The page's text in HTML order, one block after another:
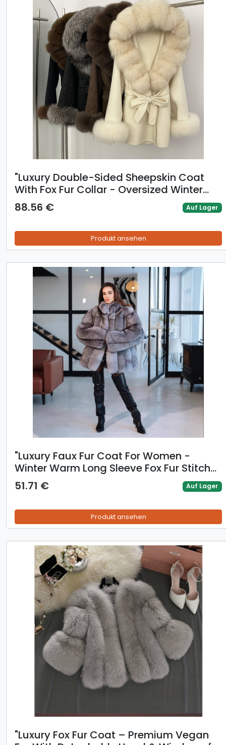
​​"Luxury Double-Sided Sheepskin Coat
With Fox Fur Collar - Oversized Winter
Wool Coat For Women, Warm & Stylish"​​
88.56 € Auf Lager
Produkt ansehen
​​"Luxury Faux Fur Coat For Women -
Winter Warm Long Sleeve Fox Fur Stitch
Outerwear, Elegant Loose Fit Top"​​
51.71 € Auf Lager
Produkt ansehen
​​"Luxury Fox Fur Coat – Premium Vegan